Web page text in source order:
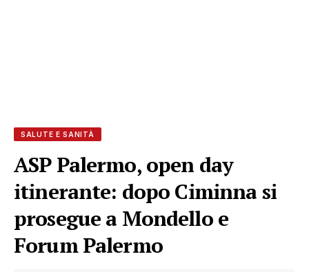
SALUTE E SANITÀ
ASP Palermo, open day
itinerante: dopo Ciminna si
prosegue a Mondello e
Forum Palermo